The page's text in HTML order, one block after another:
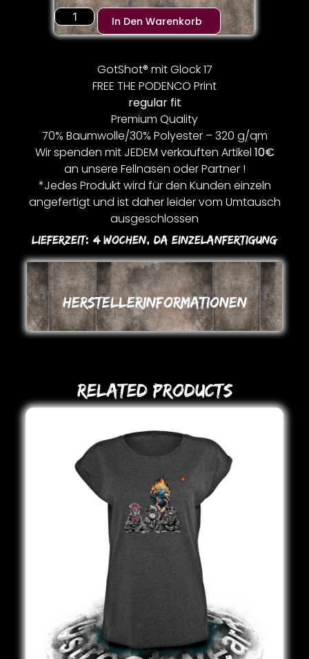
In Den Warenkorb
GotShot® mit Glock 17
FREE THE PODENCO Print
regular fit
Premium Quality
70% Baumwolle/30% Polyester – 320 g/qm
Wir spenden mit JEDEM verkauften Artikel 10€
an unsere Fellnasen oder Partner !
*Jedes Produkt wird für den Kunden einzeln
angefertigt und ist daher leider vom Umtausch
ausgeschlossen
Lieferzeit: 4 Wochen, Da Einzelanfertigung
Herstellerinformationen
Related Products